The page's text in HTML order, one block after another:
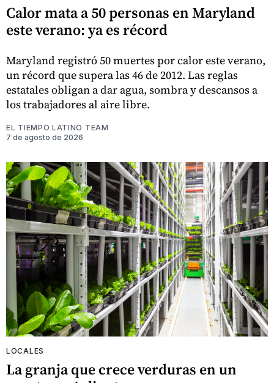
Calor mata a 50 personas en Maryland
este verano: ya es récord
Maryland registró 50 muertes por calor este verano,
un récord que supera las 46 de 2012. Las reglas
estatales obligan a dar agua, sombra y descansos a
los trabajadores al aire libre.
EL TIEMPO LATINO TEAM
7 de agosto de 2026
LOCALES
La granja que crece verduras en un